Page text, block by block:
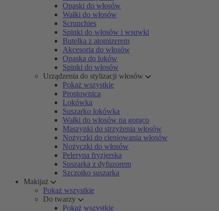
Opaski do włosów
Wałki do włosów
Scrunchies
Spinki do włosów i wsuwki
Butelka z atomizerem
Akcesoria do włosów
Opaska do loków
Spinki do włosów
Urządzenia do stylizacji włosów
Pokaż wszystkie
Prostownica
Lokówka
Suszarko lokówka
Wałki do włosów na gorąco
Maszynki do strzyżenia włosów
Nożyczki do cieniowania włosów
Nożyczki do włosów
Peleryna fryzjerska
Suszarka z dyfuzorem
Szczotko suszarka
Makijaż
Pokaż wszystkie
Do twarzy
Pokaż wszystkie